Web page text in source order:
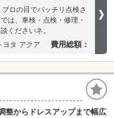
ロの目でバッチリ点検さ
は、車検・点検・修理・
くださいネ。
ヨタ アクア 費用総額：
整からドレスアップまで幅広